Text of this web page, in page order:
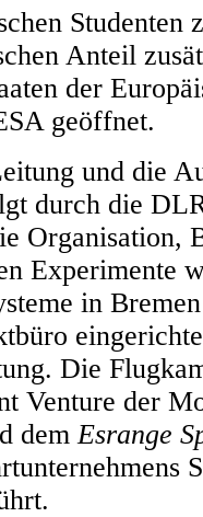
Studenten
Anteil
der
geöffnet.
und die
durch die
Organisation,
Experimente
in
Die
Venture der
demEsrange